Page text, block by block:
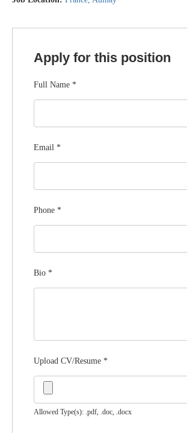
Apply for this position
Full Name *
Email *
Phone *
Bio *
Upload CV/Resume *
Allowed Type(s): .pdf, .doc, .docx